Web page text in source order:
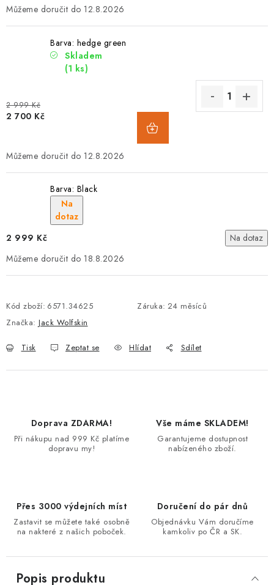
12.8.2026
Barva: hedge green
Skladem
(1 ks)
2 999 Kč
2 700 Kč
12.8.2026
Barva: Black
Na
dotaz
2 999 Kč
Na dotaz
18.8.2026
Kód zboží: 6571.34625 Záruka: 24 měsíců
Značka: Jack Wolfskin
Tisk Zeptat se Hlídat Sdílet
Doprava ZDARMA!
Při nákupu nad 999 Kč platíme
dopravu my!
Vše máme SKLADEM!
Garantujeme dostupnost
nabízeného zboží.
Přes 3000 výdejních míst
Zastavit se můžete také osobně
na nakteré z našich poboček.
Doručení do pár dnů
Objednávku Vám doručíme
kamkoliv po ČR a SK.
Popis produktu